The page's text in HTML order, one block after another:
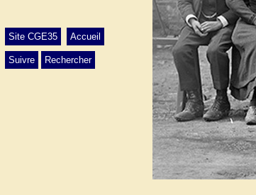
Site CGE35 Accueil
Suivre Rechercher